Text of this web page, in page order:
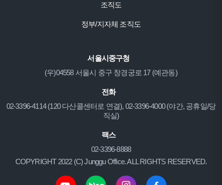
조직도
정부/지자체 조직도
서울시중구청
(우)04558 서울시 중구 창경궁로 17 (예관동)
전화
02-3396-4114 (120 다산콜센터로 연결), 02-3396-4000 (야간, 공휴일/당
직실)
팩스
02-3396-8888
COPYRIGHT 2022 (C) Junggu Office. ALL RIGHTS RESERVED.